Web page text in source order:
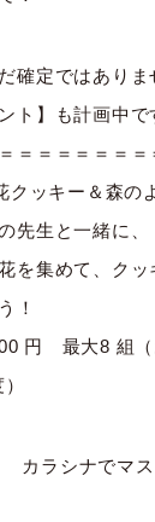
確定ではありま
ト】も計画中で
＝＝＝＝＝＝＝
ッキー＆森の
先生と一緒に、
を集めて、ク
！
円 最大8 組（
カラシナでマス